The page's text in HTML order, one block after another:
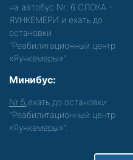
на автобус Nr. 6 СЛОКА -
ЯУНКЕМЕРИ и ехать до
остановки
"Реабилитационный центр
«Яункемеры»".
Минибус:
Nr.5 ,ехать до остановки
"Реабилитационный центр
«Яункемеры»".